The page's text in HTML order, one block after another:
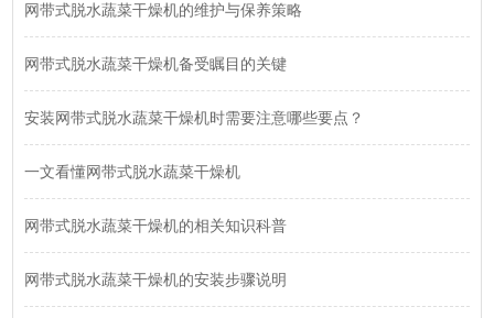
网带式脱水蔬菜干燥机的维护与保养策略
网带式脱水蔬菜干燥机备受瞩目的关键
安装网带式脱水蔬菜干燥机时需要注意哪些要点？
一文看懂网带式脱水蔬菜干燥机
网带式脱水蔬菜干燥机的相关知识科普
网带式脱水蔬菜干燥机的安装步骤说明